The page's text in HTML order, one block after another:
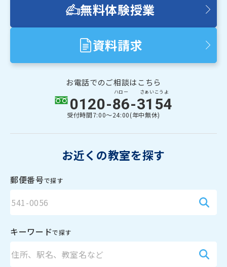
無料体験授業
資料請求
お電話でのご相談はこちら
0120-86
ハロー
-3154
さぁいこうよ
受付時間7:00〜24:00(年中無休)
お近くの教室を探す
郵便番号で探す
キーワードで探す